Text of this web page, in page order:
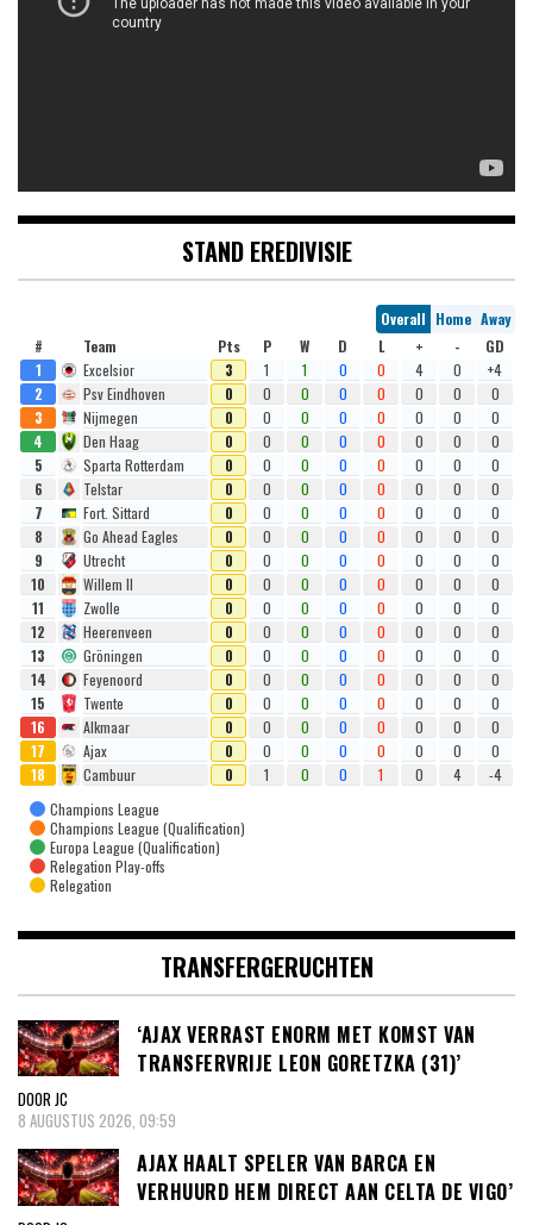
STAND EREDIVISIE
Overall Home Away
#
Team Pts P W D L + -
GD
1
Excelsior 3 1 1 0 0 4 0
+4
2
Psv Eindhoven 0 0 0 0 0 0 0
0
3
Nijmegen 0 0 0 0 0 0 0
0
4
Den Haag 0 0 0 0 0 0 0
0
5
Sparta Rotterdam 0 0 0 0 0 0 0
0
6
Telstar 0 0 0 0 0 0 0
0
7
Fort. Sittard 0 0 0 0 0 0 0
0
8
Go Ahead Eagles 0 0 0 0 0 0 0
0
9
Utrecht 0 0 0 0 0 0 0
0
10
Willem II 0 0 0 0 0 0 0
0
11
Zwolle 0 0 0 0 0 0 0
0
12
Heerenveen 0 0 0 0 0 0 0
0
13
Gröningen 0 0 0 0 0 0 0
0
14
Feyenoord 0 0 0 0 0 0 0
0
15
Twente 0 0 0 0 0 0 0
0
16
Alkmaar 0 0 0 0 0 0 0
0
17
Ajax 0 0 0 0 0 0 0
0
18
Cambuur 0 1 0 0 1 0 4
-4
Champions League
Champions League (Qualification)
Europa League (Qualification)
Relegation Play-offs
Relegation
TRANSFERGERUCHTEN
‘AJAX VERRAST ENORM MET KOMST VAN
TRANSFERVRIJE LEON GORETZKA (31)’
DOOR JC
8 AUGUSTUS 2026, 09:59
AJAX HAALT SPELER VAN BARCA EN
VERHUURD HEM DIRECT AAN CELTA DE VIGO’